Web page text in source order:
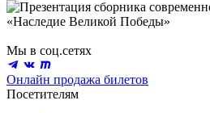
Мы в соц.сетях
Онлайн продажа билетов
Посетителям